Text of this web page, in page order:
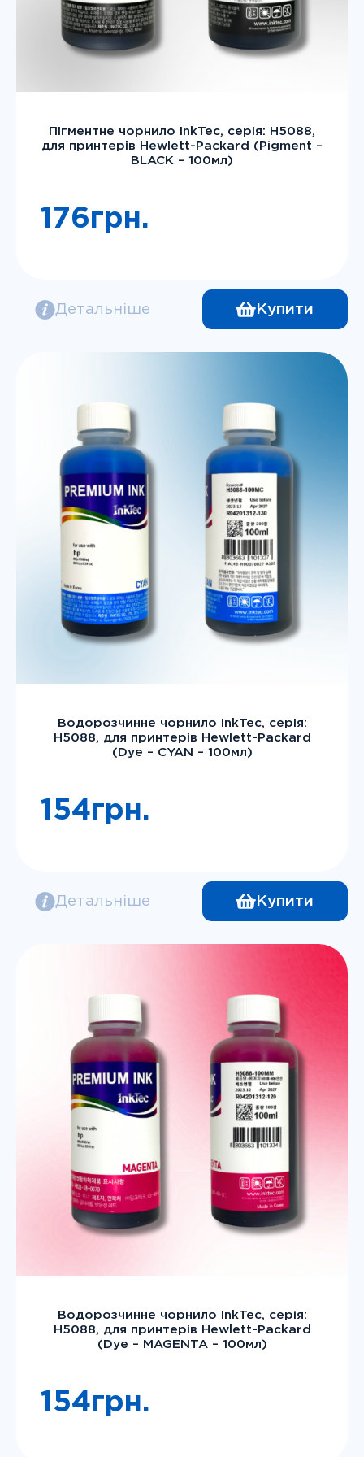
Пігментне чорнило InkTec, серія: H5088,
для принтерів Hewlett-Packard (Pigment –
BLACK – 100мл)
176грн.
Детальніше Купити
Водорозчинне чорнило InkTec, серія:
H5088, для принтерів Hewlett-Packard
(Dye – CYAN – 100мл)
154грн.
Детальніше Купити
Водорозчинне чорнило InkTec, серія:
H5088, для принтерів Hewlett-Packard
(Dye – MAGENTA – 100мл)
154грн.